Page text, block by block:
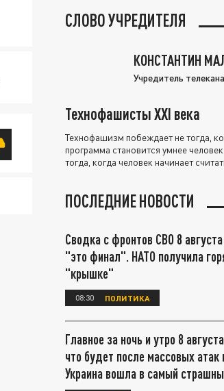
СЛОВО УЧРЕДИТЕЛЯ
КОНСТАНТИН
Учредитель
Технофашисты XXI века
Технофашизм побеждает не тогда,
программа становится умнее
тогда, когда человек начинает
ПОСЛЕДНИЕ НОВОСТИ
Сводка с фронтов СВО 8
"это финал". НАТО получила
"крышке"
08:30 ПОЛИТИКА
Главное за ночь и утро 8
что будет после массовых
Украина вошла в самый